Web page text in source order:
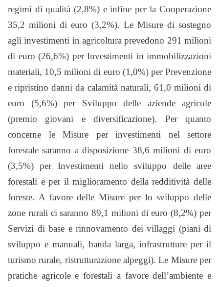
regimi di qualità (2,8%) e infine per la Cooperazione
35,2 milioni di euro (3,2%). Le Misure di sostegno
agli investimenti in agricoltura prevedono 291 milioni
di euro (26,6%) per Investimenti in immobilizzazioni
materiali, 10,5 milioni di euro (1,0%) per Prevenzione
e ripristino danni da calamità naturali, 61,0 milioni di
euro (5,6%) per Sviluppo delle aziende agricole
(premio giovani e diversificazione). Per quanto
concerne le Misure per investimenti nel settore
forestale saranno a disposizione 38,6 milioni di euro
(3,5%) per Investimenti nello sviluppo delle aree
forestali e per il miglioramento della redditività delle
foreste. A favore delle Misure per lo sviluppo delle
zone rurali ci saranno 89,1 milioni di euro (8,2%) per
Servizi di base e rinnovamento dei villaggi (piani di
sviluppo e manuali, banda larga, infrastrutture per il
turismo rurale, ristrutturazione alpeggi). Le Misure per
pratiche agricole e forestali a favore dell’ambiente e